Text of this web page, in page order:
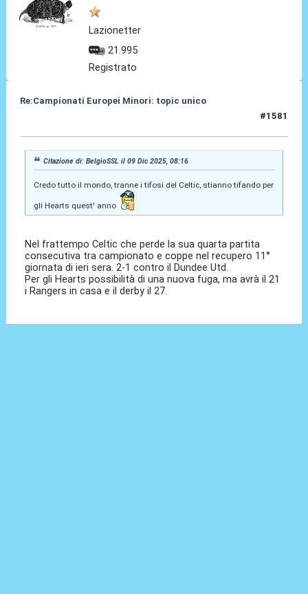
Lazionetter
21.995
Registrato
Re:Campionati Europei Minori: topic unico
#1581
Citazione di: BelgioSSL il 09 Dic 2025, 08:16
Credo tutto il mondo, tranne i tifosi del Celtic, stianno tifando per
gli Hearts quest' anno
Nel frattempo Celtic che perde la sua quarta partita
consecutiva tra campionato e coppe nel recupero 11°
giornata di ieri sera. 2-1 contro il Dundee Utd.
Per gli Hearts possibilità di una nuova fuga, ma avrà il 21
i Rangers in casa e il derby il 27.